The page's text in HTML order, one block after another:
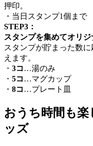
押印。
・当日スタンプ1個まで
STEP3：
スタンプを集めてオリ
スタンプが貯まった数
えます。
・ 3コ…湯のみ
・ 5コ…マグカップ
・ 8コ…プレート皿
おうち時間も
ッズ